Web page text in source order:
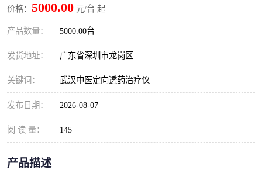
价格： 5000.00 元/台 起
产品数量： 5000.00台
发货地址： 广东省深圳市龙岗区
关键词： 武汉中医定向透药治疗仪
发布日期： 2026-08-07
阅 读 量： 145
产品描述